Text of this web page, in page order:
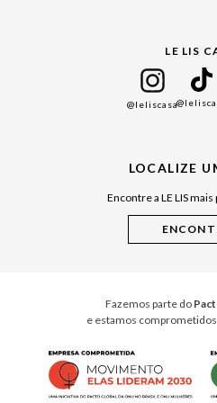
Cuidados Casa
LE LIS
@leliscasa
LOCALIZE
Encontre a LE LIS
Fazemos parte do
e estamos